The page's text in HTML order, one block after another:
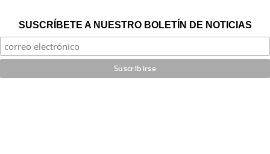
SUSCRÍBETE A NUESTRO BOLETÍN DE NOTICIAS